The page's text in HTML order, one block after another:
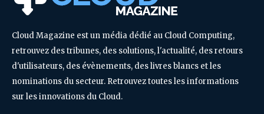
Cloud Magazine est un média dédié au Cloud Computing,
retrouvez des tribunes, des solutions, l'actualité, des retours
d'utilisateurs, des évènements, des livres blancs et les
nominations du secteur. Retrouvez toutes les informations
sur les innovations du Cloud.